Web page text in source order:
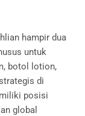
hampir dua
untuk
botol lotion,
di
posisi
global